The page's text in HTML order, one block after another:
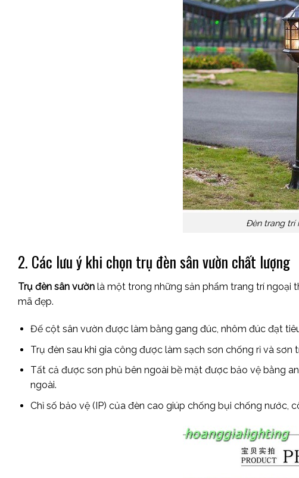
Đèn trang trí
2. Các lưu ý khi chọn trụ đèn sân vườn chất lượng
Trụ đèn sân vườn là một trong những sản phẩm trang trí ngoại
mã đẹp.
Đế cột sân vườn được làm bằng gang đúc, nhôm đúc đạt
Trụ đèn sau khi gia công được làm sạch sơn chống rỉ và
Tất cả được sơn phủ bên ngoài bề mặt được bảo vệ bằng
ngoài.
Chỉ số bảo vệ (IP) của đèn cao giúp chống bụi chống nước,